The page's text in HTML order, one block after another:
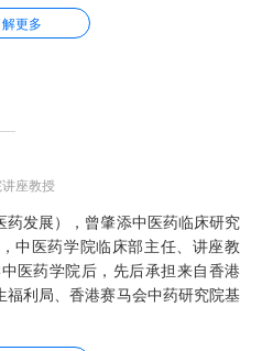
座教授
发展），曾肇添中医药临床研究
中医药学院临床部主任、讲座教
医药学院后，先后承担来自香港
利局、香港赛马会中药研究院基